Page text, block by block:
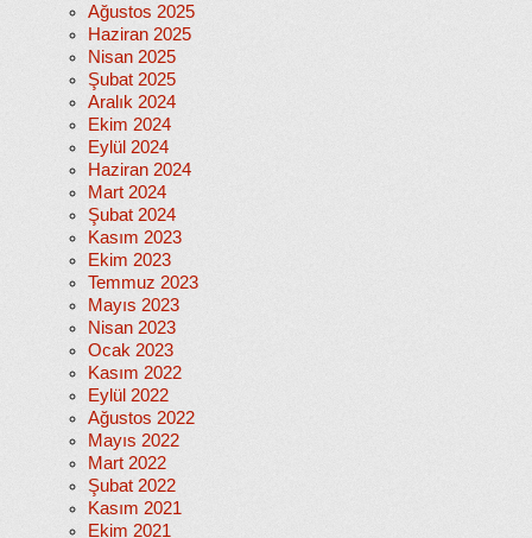
Ağustos 2025
Haziran 2025
Nisan 2025
Şubat 2025
Aralık 2024
Ekim 2024
Eylül 2024
Haziran 2024
Mart 2024
Şubat 2024
Kasım 2023
Ekim 2023
Temmuz 2023
Mayıs 2023
Nisan 2023
Ocak 2023
Kasım 2022
Eylül 2022
Ağustos 2022
Mayıs 2022
Mart 2022
Şubat 2022
Kasım 2021
Ekim 2021